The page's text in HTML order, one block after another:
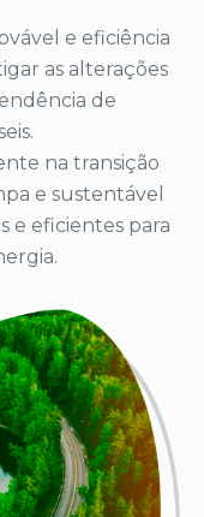
e eficiência
as alterações
de
na transição
e sustentável
e eficientes para